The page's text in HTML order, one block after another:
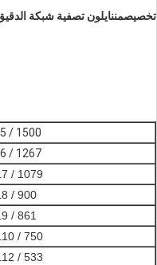
تخصيصمننايلون تصفية شبكة
/ 1500
/ 1267
/ 1079
/ 900
/ 861
/ 750
/ 533